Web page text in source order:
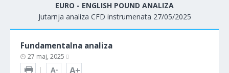
EURO - ENGLISH POUND ANALIZA
Jutarnja analiza CFD instrumenata 27/05/2025
Fundamentalna analiza
27 maj, 2025